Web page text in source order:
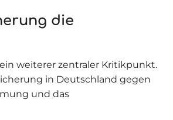
die
weiterer zentraler Kritikpunkt.
in Deutschland gegen
und das